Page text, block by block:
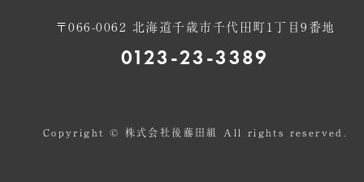
〒066-0062 北海道千歳市千代田町1丁目9番地
0123-23-3389
Copyright © 株式会社後藤田組 All rights reserved.